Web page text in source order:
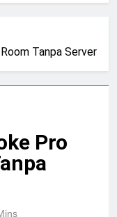
terbaik 2024:
oleh tim
ACS
Tanpa Server
Pro